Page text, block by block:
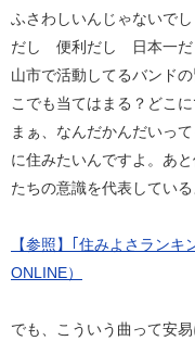
ふさわしいんじゃないで
だし 便利だし 日本一だ
山市で活動してるバンド
こでも当てはまる？どこ
まぁ、なんだかんだいっ
に住みたいんですよ。あ
たちの意識を代表してい
【参照】｢住みよさラン
ONLINE）
でも、こういう曲って安